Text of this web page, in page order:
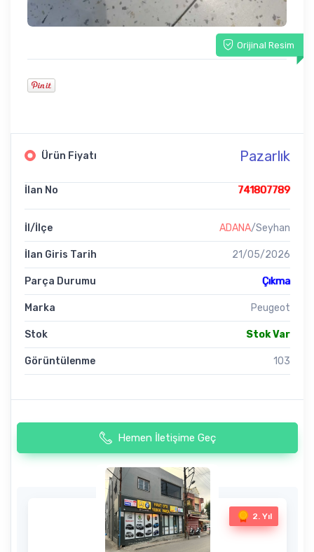
Orijinal Resim
Ürün Fiyatı Pazarlık
İlan No 741807789
İl/İlçe ADANA/Seyhan
İlan Giris Tarih 21/05/2026
Parça Durumu Çıkma
Marka Peugeot
Stok Stok Var
Görüntülenme 103
Hemen İletişime Geç
2. Yıl